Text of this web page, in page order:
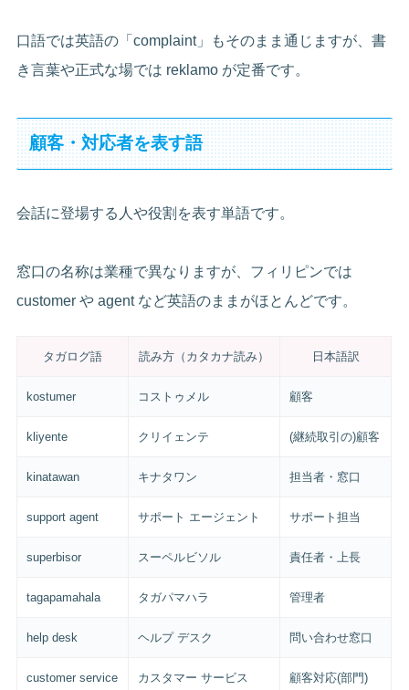
口語では英語の「complaint」もそのまま通じますが、書
き言葉や正式な場では reklamo が定番です。
顧客・対応者を表す語
会話に登場する人や役割を表す単語です。
窓口の名称は業種で異なりますが、フィリピンでは
customer や agent など英語のままがほとんどです。
タガログ語 読み方（カタカナ読み） 日本語訳
kostumer コストゥメル 顧客
kliyente クリイェンテ (継続取引の)顧客
kinatawan キナタワン 担当者・窓口
support agent サポート エージェント サポート担当
superbisor スーペルビソル 責任者・上長
tagapamahala タガパマハラ 管理者
help desk ヘルプ デスク 問い合わせ窓口
customer service カスタマー サービス 顧客対応(部門)